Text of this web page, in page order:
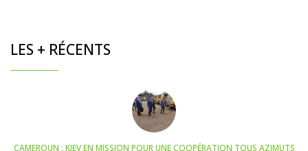
LES + RÉCENTS
CAMEROUN : KIEV EN MISSION POUR UNE COOPÉRATION TOUS AZIMUTS